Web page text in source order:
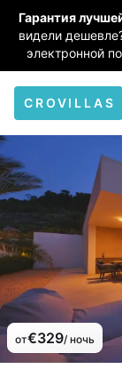
Гарантия
видели
электронной
CROVILLAS
от€329/ ночь